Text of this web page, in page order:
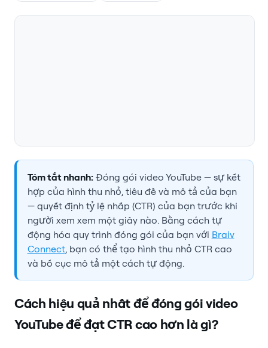
Tóm tắt nhanh:Đóng gói video YouTube — sự kết
hợp của hình thu nhỏ, tiêu đề và mô tả của bạn
— quyết định tỷ lệ nhấp (CTR) của bạn trước khi
người xem xem một giây nào. Bằng cách tự
động hóa quy trình đóng gói của bạn với Braiv
Connect, bạn có thể tạo hình thu nhỏ CTR cao
và bố cục mô tả một cách tự động.
Cách hiệu quả nhất để đóng gói video
YouTube để đạt CTR cao hơn là gì?